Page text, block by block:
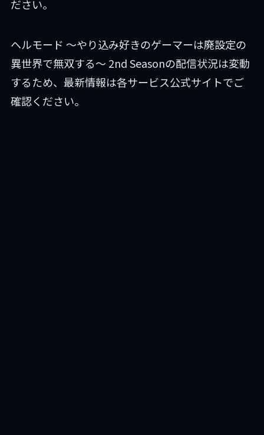
ださい。
ヘルモード ～やり込み好きのゲーマーは廃設定の
異世界で無双する～ 2nd Seasonの配信状況は変動
するため、最新情報は各サービス公式サイトでご
確認ください。